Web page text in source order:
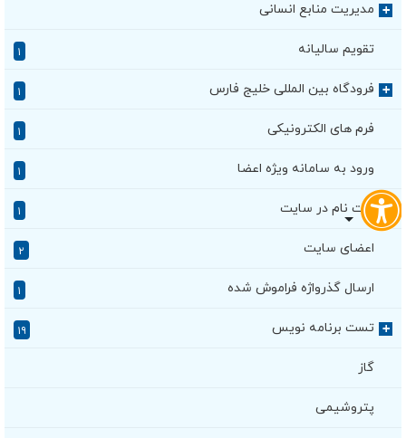
+ مدیریت منابع انسانی
تقویم سالیانه
+ فرودگاه بین المللی خلیج فارس
فرم های الکترونیکی
ورود به سامانه ویژه اعضا
ثبت نام در سایت
اعضای سایت ۲
ارسال گذرواژه فراموش شده
+ تست برنامه نویس ۱۹
گاز
پتروشیمی